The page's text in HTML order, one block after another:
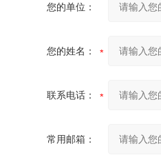
您的单位：
您的姓名：
联系电话：
常用邮箱：